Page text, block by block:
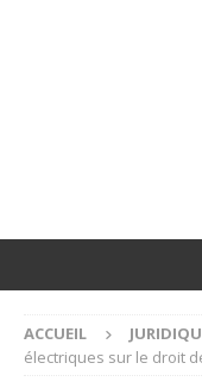
ACCUEIL
électriques sur le droit